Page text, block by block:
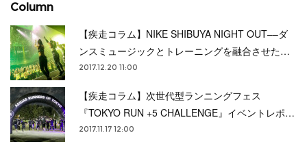
Column
【疾走コラム】NIKE SHIBUYA NIGHT OUT––ダ
ンスミュージックとトレーニングを融合させた…
2017.12.20 11:00
【疾走コラム】次世代型ランニングフェス
『TOKYO RUN +5 CHALLENGE』イベントレポ…
2017.11.17 12:00